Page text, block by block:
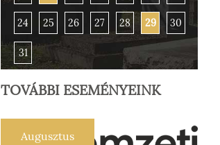
24 25 26 27 28 29 30
31
TOVÁBBI ESEMÉNYEINK
Augusztus